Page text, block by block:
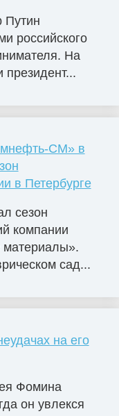
Путин
российского
На
президент...
СМ» в
в Петербурге
сезон
компании
материалы».
сад...
на его
Фомина
он увлекся